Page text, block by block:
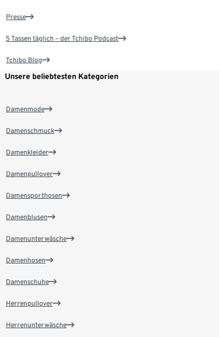
Presse
5 Tassen täglich – der Tchibo Podcast
Tchibo Blog
Unsere beliebtesten Kategorien
Damenmode
Damenschmuck
Damenkleider
Damenpullover
Damensporthosen
Damenblusen
Damenunterwäsche
Damenhosen
Damenschuhe
Herrenpullover
Herrenunterwäsche